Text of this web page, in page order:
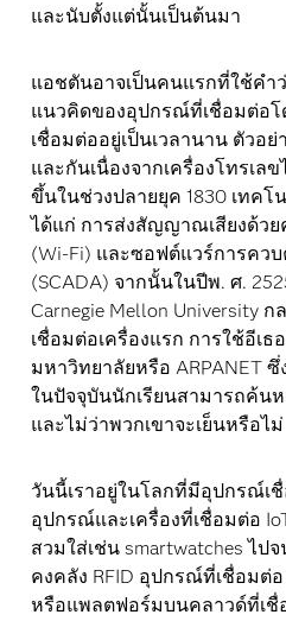
และนับตั้งแต่นั้นเป็นต้นมา
แอชตันอาจเป็นคนแรกที่ใช้คำ
แนวคิดของอุปกรณ์ที่เชื่อมต่อโ
เชื่อมต่ออยู่เป็นเวลานาน ตัวอ
และกันเนื่องจากเครื่องโทรเล
ขึ้นในช่วงปลายยุค 1830 เทคโ
ได้แก่ การส่งสัญญาณเสียงด้วย
(Wi-Fi) และซอฟต์แวร์การคว
(SCADA) จากนั้นในปีพ. ศ.
Carnegie Mellon University
เชื่อมต่อเครื่องแรก การใช้อีเธ
มหาวิทยาลัยหรือ ARPANET
ในปัจจุบันนักเรียนสามารถค้นห
และไม่ว่าพวกเขาจะเย็นหรือไม่
วันนี้เราอยู่ในโลกที่มีอุปกรณ์เ
อุปกรณ์และเครื่องที่เชื่อมต่อ
สวมใส่เช่น smartwatches ไ
คงคลัง RFID อุปกรณ์ที่เชื่อมต่
หรือแพลตฟอร์มบนคลาวด์ที่เชื่